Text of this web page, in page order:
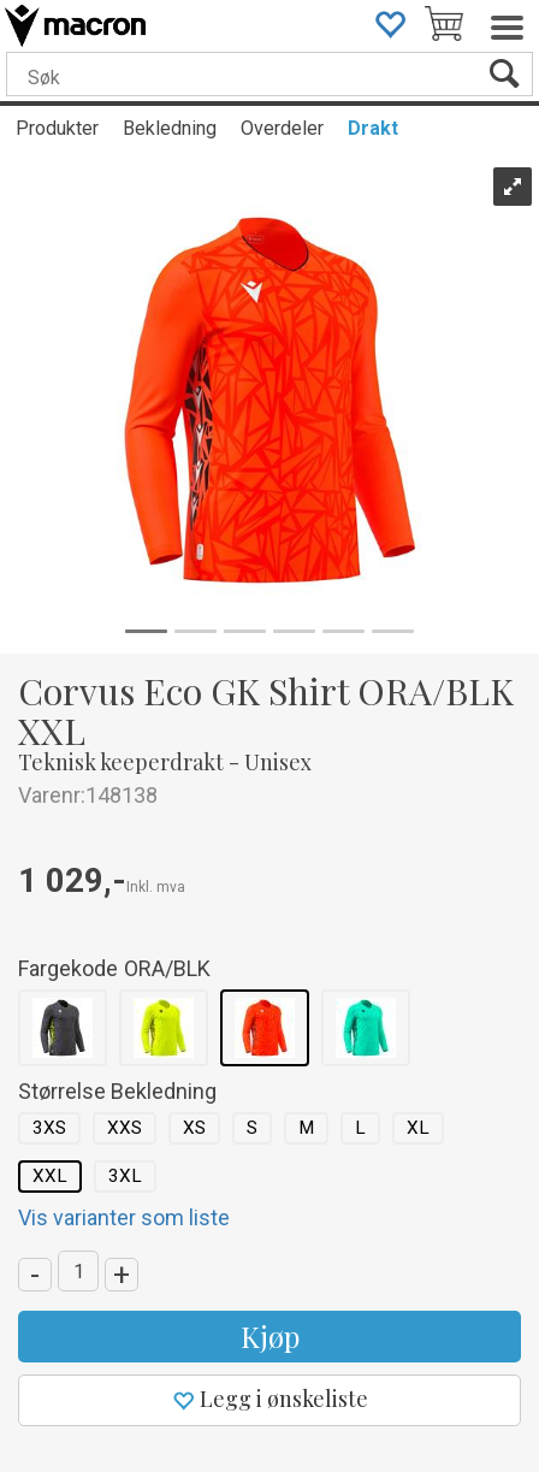
Produkter Bekledning Overdeler Drakt
Corvus Eco GK Shirt ORA/BLK
XXL
Teknisk keeperdrakt - Unisex
Varenr:148138
1 029,- Inkl. mva
Fargekode ORA/BLK
Størrelse Bekledning
3XS XXS XS S M L XL
XXL 3XL
Vis varianter som liste
- +
Kjøp
Legg i ønskeliste